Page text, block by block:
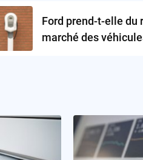
Ford prend-t-elle du
marché des